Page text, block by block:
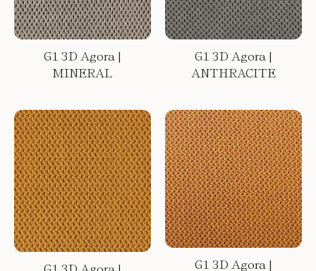
G1 3D Agora |
MINERAL
G1 3D Agora |
ANTHRACITE
G1 3D Agora |